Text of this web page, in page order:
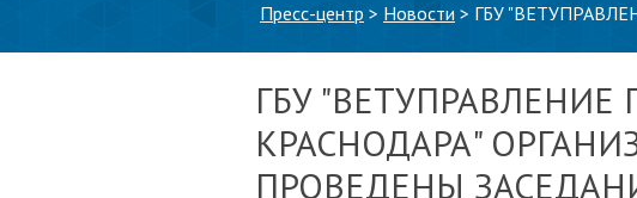
Пресс-центр > Новости > ГБУ
ГБУ "ВЕТУПРАВЛЕНИЕ
КРАСНОДАРА"
ПРОВЕДЕНЫ